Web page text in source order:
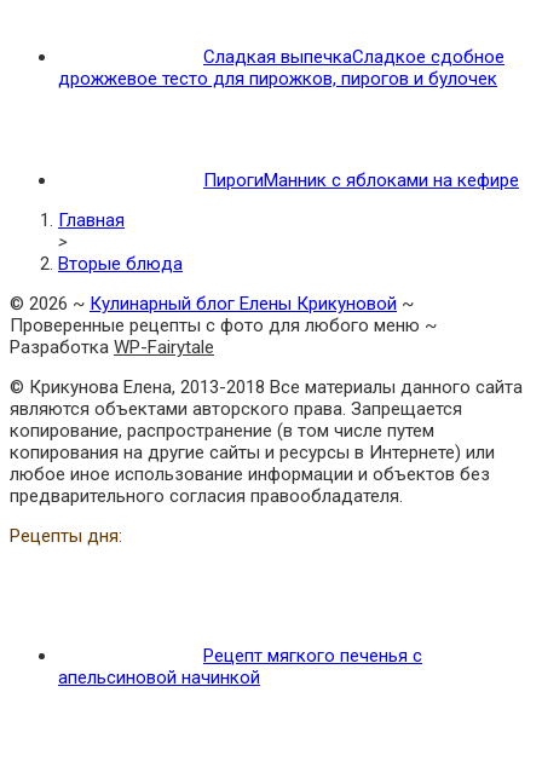
Сладкая выпечкаСладкое сдобное
дрожжевое тесто для пирожков, пирогов и булочек
ПирогиМанник с яблоками на кефире
Главная
>
Вторые блюда
© 2026 ~ Кулинарный блог Елены Крикуновой ~
Проверенные рецепты с фото для любого меню ~
Разработка WP-Fairytale
© Крикунова Елена, 2013-2018 Все материалы данного сайта
являются объектами авторского права. Запрещается
копирование, распространение (в том числе путем
копирования на другие сайты и ресурсы в Интернете) или
любое иное использование информации и объектов без
предварительного согласия правообладателя.
Рецепты дня:
Рецепт мягкого печенья с
апельсиновой начинкой